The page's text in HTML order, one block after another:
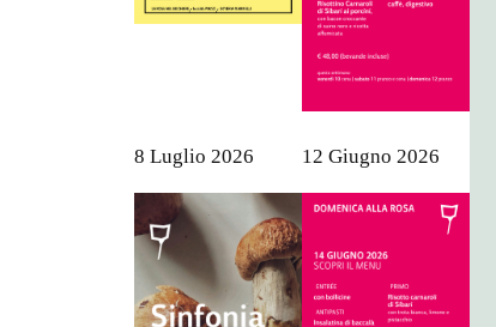
8 Luglio 2026 12 Giugno 2026